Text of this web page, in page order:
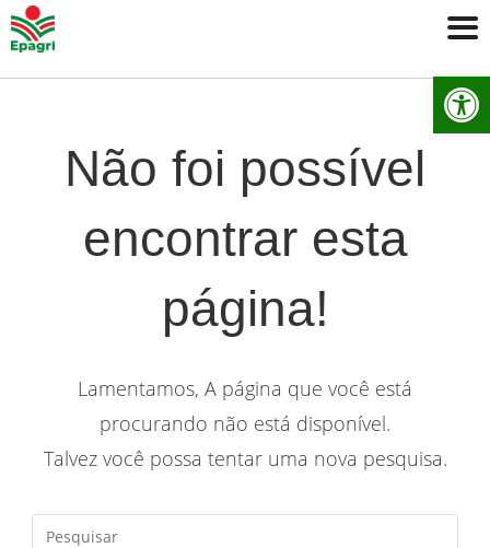
Não foi possível
encontrar esta
página!
Lamentamos, A página que você está
procurando não está disponível.
Talvez você possa tentar uma nova pesquisa.